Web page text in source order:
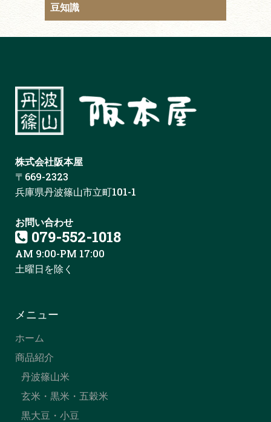
豆知識
株式会社阪本屋
〒669-2323
兵庫県丹波篠山市立町101-1
お問い合わせ
079-552-1018
AM 9:00-PM 17:00
土曜日を除く
メニュー
ホーム
商品紹介
丹波篠山米
玄米・黒米・五穀米
黒大豆・小豆